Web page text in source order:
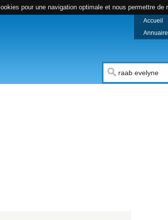
pour une navigation optimale et nous permettre
Accueil